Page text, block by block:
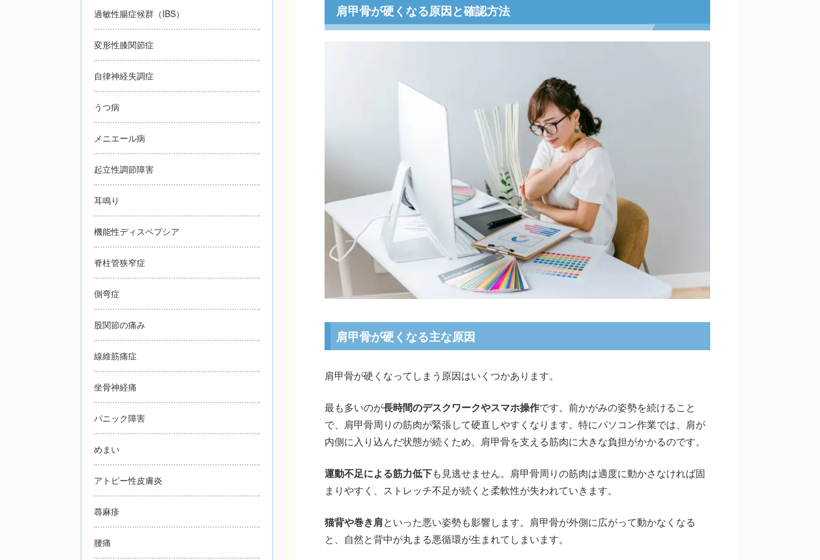
肩甲骨が硬くなる原因と確認方法
肩甲骨が硬くなる主な原因
肩甲骨が硬くなってしまう原因はいくつかあります。
最も多いのが長時間のデスクワークやスマホ操作です。前かがみの姿勢を続けること
で、肩甲骨周りの筋肉が緊張して硬直しやすくなります。特にパソコン作業では、肩が
内側に入り込んだ状態が続くため、肩甲骨を支える筋肉に大きな負担がかかるのです。
運動不足による筋力低下も見逃せません。肩甲骨周りの筋肉は適度に動かさなければ固
まりやすく、ストレッチ不足が続くと柔軟性が失われていきます。
猫背や巻き肩といった悪い姿勢も影響します。肩甲骨が外側に広がって動かなくなる
と、自然と背中が丸まる悪循環が生まれてしまいます。
過敏性腸症候群（IBS）
変形性膝関節症
自律神経失調症
うつ病
メニエール病
起立性調節障害
耳鳴り
機能性ディスペプシア
脊柱管狭窄症
側弯症
股関節の痛み
線維筋痛症
坐骨神経痛
パニック障害
めまい
アトピー性皮膚炎
蕁麻疹
腰痛